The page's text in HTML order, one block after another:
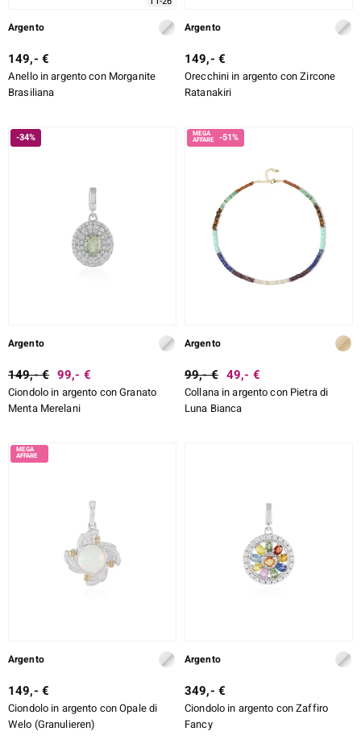
Argento
149,- €
Anello in argento con Morganite
Brasiliana
Argento
149,- €
Orecchini in argento con Zircone
Ratanakiri
-34%
Argento
149,- € 99,- €
Ciondolo in argento con Granato
Menta Merelani
-51%
Argento
99,- € 49,- €
Collana in argento con Pietra di
Luna Bianca
Argento
149,- €
Ciondolo in argento con Opale di
Welo (Granulieren)
Argento
349,- €
Ciondolo in argento con Zaffiro
Fancy